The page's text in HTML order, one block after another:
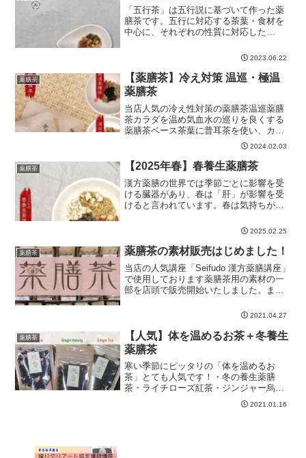
「五行茶」は五行説に基づいて作った薬
膳茶です。五行に対応する茶葉・食材を
中心に、それぞれの性質に対応した
茶を店頭及びネットショップで販売して
い(下痢、便秘)・食欲がない...
2023.06.22
薬膳茶
【薬膳茶】冷え対策 温巡・極温
薬膳茶
当店人気の冷え性対策の薬膳茶温巡薬膳
茶カラダを温め気血水の巡りを良くする
薬膳茶ベース茶葉に普耳茶を使い、カラ
ダを温める素材、胃腸の調子を整える助
けをしてくれる素材、血の巡りを助けて
くれる素材などをブレンドしています。
低カフェインで、カラダを...
2024.02.03
薬膳茶 【2025年春】春養生薬膳茶
漢方薬膳の世界では季節ごとに影響を受
ける臓器があり、春は「肝」が影響を受
けると言われています。春は気持ちが陽
「熱」が上に上りやすく、イライラしや
ったり、花粉症や鼻づまりも...
2025.02.25
薬膳茶 薬膳茶の素材販売はじめました！
当店の人気講座「Seifudo 漢方薬膳講座」
で使用しております薬膳茶用の素材の一
部を店頭で販売開始いたしました。まず
パックになっておりますので、 ちょっと
してみたい...
2021.04.27
薬膳茶
【人気】体を温めるお茶＋冬養生
薬膳茶
寒い季節にピッタリの「体を温めるお
茶」とても人気です！・冬の養生薬膳
茶・ライチローズ紅茶・ジンジャー烏龍
茶・ジンジャー紅茶今冬用に特別にブレ
ンドしたお茶です。数量限定で販売して
2021.01.16